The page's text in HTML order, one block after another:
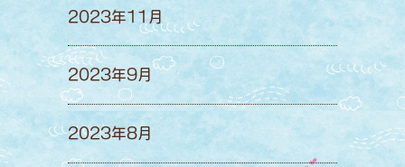
2023年11月
2023年9月
2023年8月